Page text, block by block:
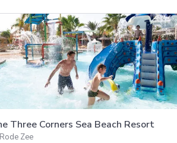
Three Corners Sea Beach Resort
Rode Zee